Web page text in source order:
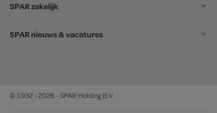
SPAR zakelijk
SPAR nieuws & vacatures
© 1932 - 2026 - SPAR Holding B.V.